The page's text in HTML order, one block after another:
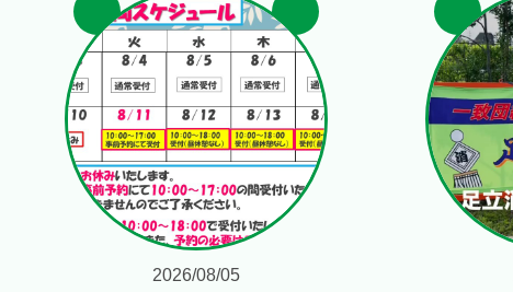
2026/08/05